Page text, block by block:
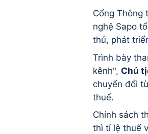
Cổng Thông
nghệ Sapo
thủ, phát
Trình bày
kênh", Chủ
chuyển đổi
thuế.
Chính sách
thì tỉ lệ thuế